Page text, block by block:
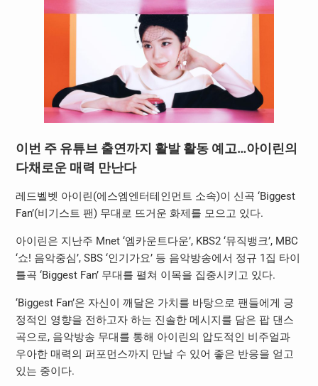
이번 주 유튜브 출연까지 활발 활동 예고…아이린의
다채로운 매력 만난다
레드벨벳 아이린(에스엠엔터테인먼트 소속)이 신곡 ‘Biggest
Fan’(비기스트 팬) 무대로 뜨거운 화제를 모으고 있다.
아이린은 지난주 Mnet ‘엠카운트다운’, KBS2 ‘뮤직뱅크’, MBC
‘쇼! 음악중심’, SBS ‘인기가요’ 등 음악방송에서 정규 1집 타이
틀곡 ‘Biggest Fan’ 무대를 펼쳐 이목을 집중시키고 있다.
‘Biggest Fan’은 자신이 깨달은 가치를 바탕으로 팬들에게 긍
정적인 영향을 전하고자 하는 진솔한 메시지를 담은 팝 댄스
곡으로, 음악방송 무대를 통해 아이린의 압도적인 비주얼과
우아한 매력의 퍼포먼스까지 만날 수 있어 좋은 반응을 얻고
있는 중이다.